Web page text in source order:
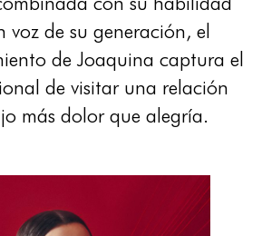
voz de su generación, el
de Joaquina captura el
de visitar una relación
más dolor que alegría.